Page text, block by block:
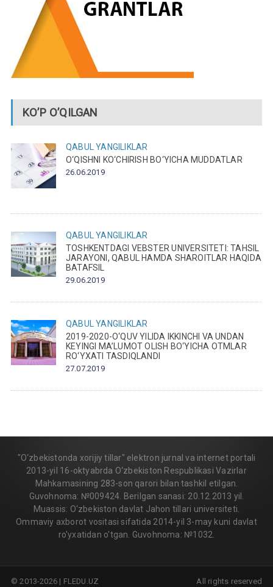
KO’P O’QILGAN
QABUL
YANGILIKLAR
O‘QISHNI KO‘CHIRISH BO‘YICHA MUDDATLAR
26.06.2019
QABUL
YANGILIKLAR
TOSHKENTDAGI VEBSTER UNIVERSITETI: TAHSIL
JARAYONI, QABUL HAMDA SHAROITLAR HAQIDA
BATAFSIL
29.06.2019
QABUL
YANGILIKLAR
2019-2020-O‘QUV YILIDA IKKINCHI VA UNDAN
KEYINGI MA’LUMOT OLISH BO‘YICHA OTMLAR
RO‘YXATI TASDIQLANDI
27.07.2019
"O‘zbekistonda xorijiy tillar" elektron jurnal va internet portali
2013-yil 16-oktyabrda O‘zbekiston Respublikasi Vazirlar
Mahkamasining 283-son qarori bilan tashkil etilgan.
Guvohnoma: №009424. Berilgan sanasi: 20.12.2013 yil.
Muassis: O‘zbekiston davlat Jahon tillari universiteti.
Ommaviy axborot vositasi sifatida 2014-yil 3-may kuni davlat
ro'yxatidan o'tgan. Guvohnoma: №1032.
All rights reserved
© 2013-2026 | FLEDU.UZ